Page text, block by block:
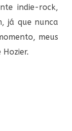
indie-rock,
já que nunca
meus